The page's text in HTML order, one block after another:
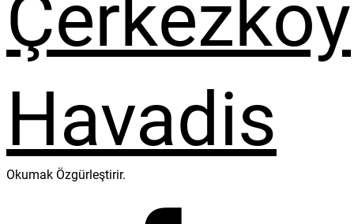
Okumak Özgürleştirir.